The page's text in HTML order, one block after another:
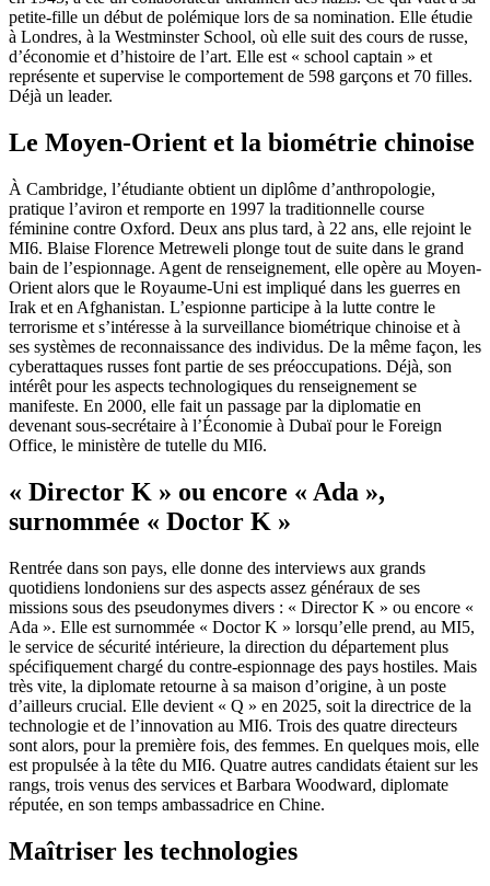
petite-fille un début de polémique lors de sa nomination. Elle étudie
à Londres, à la Westminster School, où elle suit des cours de russe,
d’économie et d’histoire de l’art. Elle est « school captain » et
représente et supervise le comportement de 598 garçons et 70 filles.
Déjà un leader.
Le Moyen-Orient et la biométrie chinoise
À Cambridge, l’étudiante obtient un diplôme d’anthropologie,
pratique l’aviron et remporte en 1997 la traditionnelle course
féminine contre Oxford. Deux ans plus tard, à 22 ans, elle rejoint le
MI6. Blaise Florence Metreweli plonge tout de suite dans le grand
bain de l’espionnage. Agent de renseignement, elle opère au Moyen-
Orient alors que le Royaume-Uni est impliqué dans les guerres en
Irak et en Afghanistan. L’espionne participe à la lutte contre le
terrorisme et s’intéresse à la surveillance biométrique chinoise et à
ses systèmes de reconnaissance des individus. De la même façon, les
cyberattaques russes font partie de ses préoccupations. Déjà, son
intérêt pour les aspects technologiques du renseignement se
manifeste. En 2000, elle fait un passage par la diplomatie en
devenant sous-secrétaire à l’Économie à Dubaï pour le Foreign
Office, le ministère de tutelle du MI6.
« Director K » ou encore « Ada »,
surnommée « Doctor K »
Rentrée dans son pays, elle donne des interviews aux grands
quotidiens londoniens sur des aspects assez généraux de ses
missions sous des pseudonymes divers : « Director K » ou encore «
Ada ». Elle est surnommée « Doctor K » lorsqu’elle prend, au MI5,
le service de sécurité intérieure, la direction du département plus
spécifiquement chargé du contre-espionnage des pays hostiles. Mais
très vite, la diplomate retourne à sa maison d’origine, à un poste
d’ailleurs crucial. Elle devient « Q » en 2025, soit la directrice de la
technologie et de l’innovation au MI6. Trois des quatre directeurs
sont alors, pour la première fois, des femmes. En quelques mois, elle
est propulsée à la tête du MI6. Quatre autres candidats étaient sur les
rangs, trois venus des services et Barbara Woodward, diplomate
réputée, en son temps ambassadrice en Chine.
Maîtriser les technologies